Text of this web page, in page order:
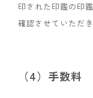
印された印鑑の印
確認させていただき
（4）手数料